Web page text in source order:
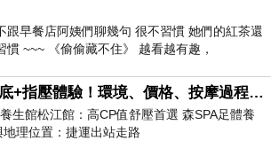
跟早餐店阿姨們聊幾句 很不習慣 她們的紅茶還
~~~ 《偷偷藏不住》 越看越有趣，
招牌森雞湯課程腳底+指壓體驗！環境、價格、按摩過程全紀錄，森SPA足體養生館松江館最新價格表
生館松江館：高CP值舒壓首選 森SPA足體養
理位置：捷運出站走路